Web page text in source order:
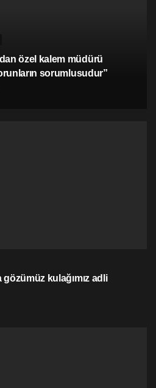
özel kalem müdürü
sorumlusudur”
kulağımız adli